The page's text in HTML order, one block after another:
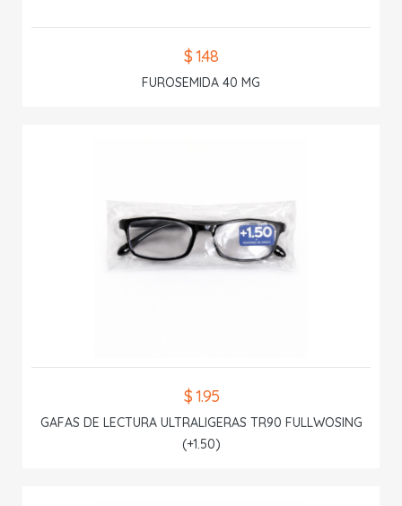
$ 1.48
FUROSEMIDA 40 MG
$ 1.95
GAFAS DE LECTURA ULTRALIGERAS TR90 FULLWOSING
(+1.50)